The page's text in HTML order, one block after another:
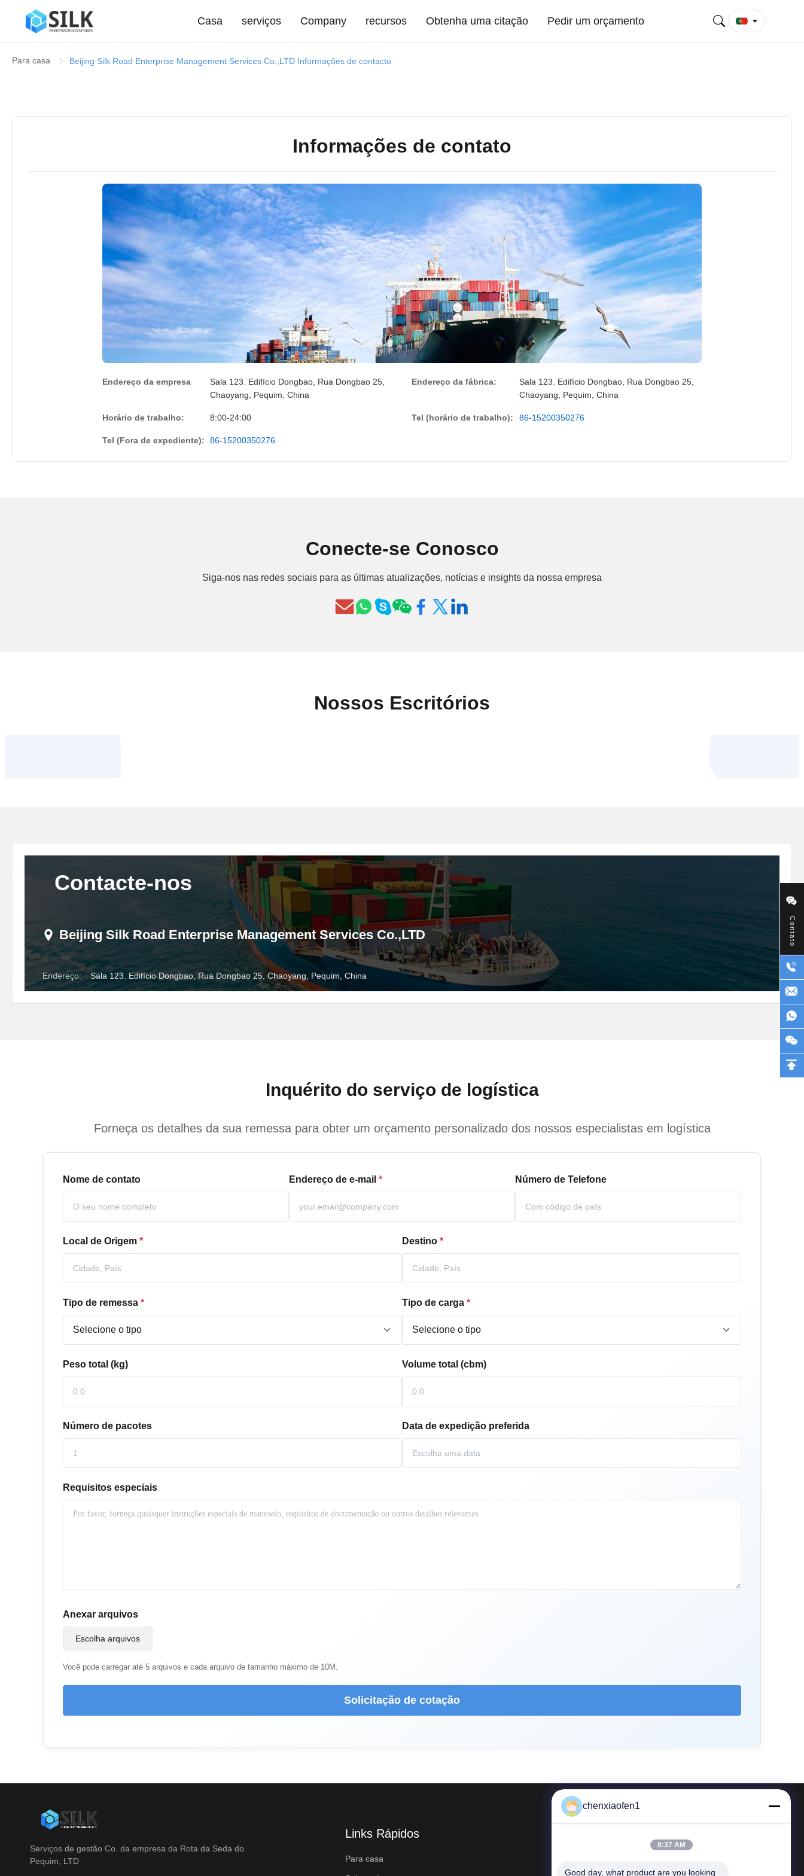
Contato
Casa serviços Company recursos Obtenha uma citação Pedir um orçamento
Para casa Beijing Silk Road Enterprise Management Services Co.,LTD Informações de contacto
Informações de contato
Endereço da empresa
Sala 123. Edifício Dongbao, Rua Dongbao 25,
Chaoyang, Pequim, China
Endereço da fábrica:
Sala 123. Edifício Dongbao, Rua Dongbao 25,
Chaoyang, Pequim, China
Horário de trabalho: 8:00-24:00 Tel (horário de trabalho): 86-15200350276
Tel (Fora de expediente): 86-15200350276
Conecte-se Conosco
Siga-nos nas redes sociais para as últimas atualizações, notícias e insights da nossa empresa
Nossos Escritórios
Contacte-nos
Beijing Silk Road Enterprise Management Services Co.,LTD
Endereço: Sala 123. Edifício Dongbao, Rua Dongbao 25, Chaoyang, Pequim, China
Inquérito do serviço de logística
Forneça os detalhes da sua remessa para obter um orçamento personalizado dos nossos especialistas em logística
Nome de contato Endereço de e-mail * Número de Telefone
Local de Origem * Destino *
Tipo de remessa * Tipo de carga *
Peso total (kg) Volume total (cbm)
Número de pacotes Data de expedição preferida
Requisitos especiais
Anexar arquivos
Escolha arquivos
Você pode carregar até 5 arquivos e cada arquivo de tamanho máximo de 10M.
Solicitação de cotação
Serviços de gestão Co. da empresa da Rota da Seda do
Pequim, LTD
Links Rápidos
Para casa
chenxiaofen1
8:37 AM
Good day, what product are you looking